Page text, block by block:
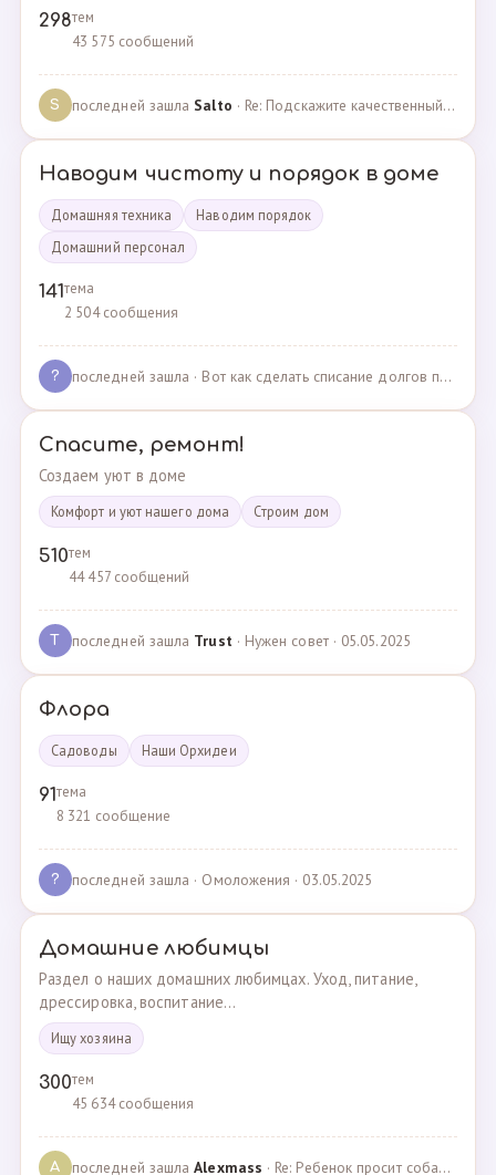
298тем
43 575 сообщений
S последней зашла Salto · Re: Подскажите качественный и крепкий капсульный ко… · 01.09.2024
Наводим чистоту и порядок в доме
Домашняя техника
Наводим порядок
Домашний персонал
141тема
2 504 сообщения
? последней зашла · Вот как сделать списание долгов по жкх? · 02.05.2025
Спасите, ремонт!
Создаем уют в доме
Комфорт и уют нашего дома Cтроим дом
510тем
44 457 сообщений
T последней зашла Trust · Нужен совет · 05.05.2025
Флора
Садоводы Наши Орхидеи
91тема
8 321 сообщение
? последней зашла · Омоложения · 03.05.2025
Домашние любимцы
Раздел о наших домашних любимцах. Уход, питание,
дрессировка, воспитание...
Ищу хозяина
300тем
45 634 сообщения
A последней зашлаAlexmass · Re: Ребенок просит собаку, посоветуйте какую породу… · 30.03.2025